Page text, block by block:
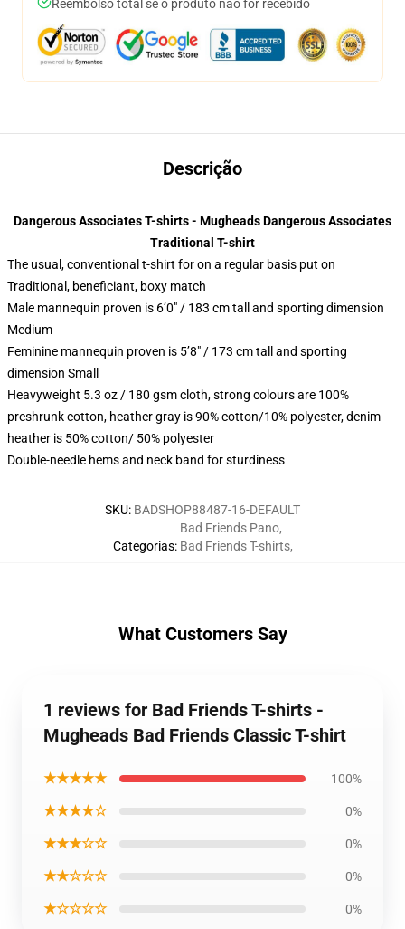
Reembolso total se o produto não for recebido
Descrição
Dangerous Associates T-shirts - Mugheads Dangerous Associates
Traditional T-shirt
The usual, conventional t-shirt for on a regular basis put on
Traditional, beneficiant, boxy match
Male mannequin proven is 6’0″ / 183 cm tall and sporting dimension
Medium
Feminine mannequin proven is 5’8″ / 173 cm tall and sporting
dimension Small
Heavyweight 5.3 oz / 180 gsm cloth, strong colours are 100%
preshrunk cotton, heather gray is 90% cotton/10% polyester, denim
heather is 50% cotton/ 50% polyester
Double-needle hems and neck band for sturdiness
SKU: BADSHOP88487-16-DEFAULT
Categorias:
Bad Friends Pano,
Bad Friends T-shirts,
What Customers Say
1 reviews for Bad Friends T-shirts -
Mugheads Bad Friends Classic T-shirt
★★★★★ 100%
★★★★☆ 0%
★★★☆☆ 0%
★★☆☆☆ 0%
★☆☆☆☆ 0%